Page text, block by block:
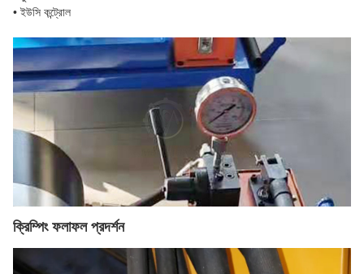
• ইউসি কন্ট্রোল
ক্রিম্পিং ফলাফল প্রদর্শন